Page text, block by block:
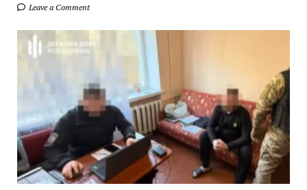
Leave a Comment